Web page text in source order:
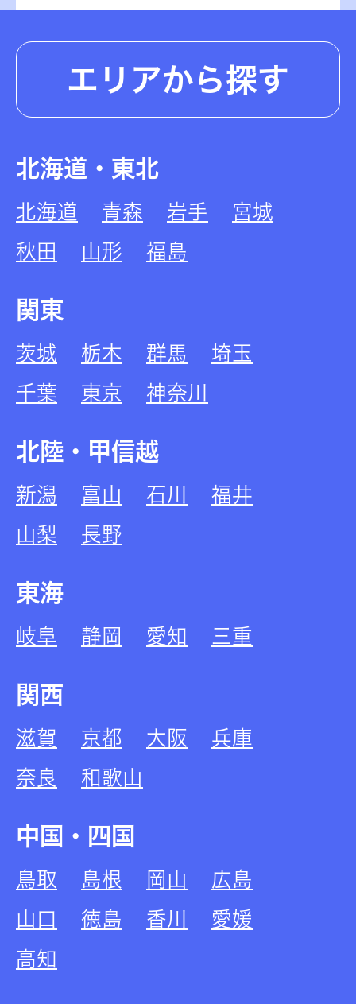
エリアから探す
北海道・東北
北海道 青森 岩手
宮城
秋田
山形 福島
関東
茨城 栃木 群馬
埼玉
千葉
東京 神奈川
北陸・甲信越
新潟 富山 石川
福井
山梨
長野
東海
岐阜 静岡 愛知 三重
関西
滋賀 京都 大阪
兵庫
奈良
和歌山
中国・四国
鳥取 島根 岡山
広島
山口
徳島 香川
愛媛
高知